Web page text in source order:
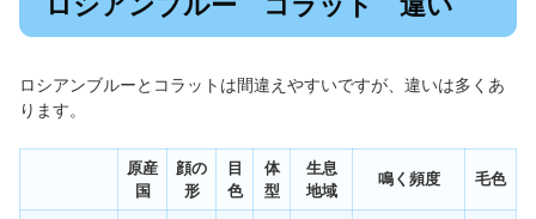
ロシアンブルーとコラットは間違えやすいですが、違いは多くあ
ります。
原産
国
顔の
形
目
色
体
型
生息
地域
鳴く頻度 毛色